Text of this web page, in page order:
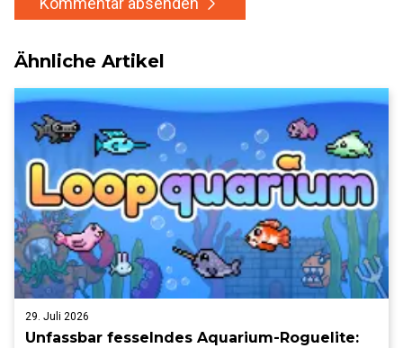
Ähnliche Artikel
29. Juli 2026
Unfassbar fesselndes Aquarium-Roguelite: